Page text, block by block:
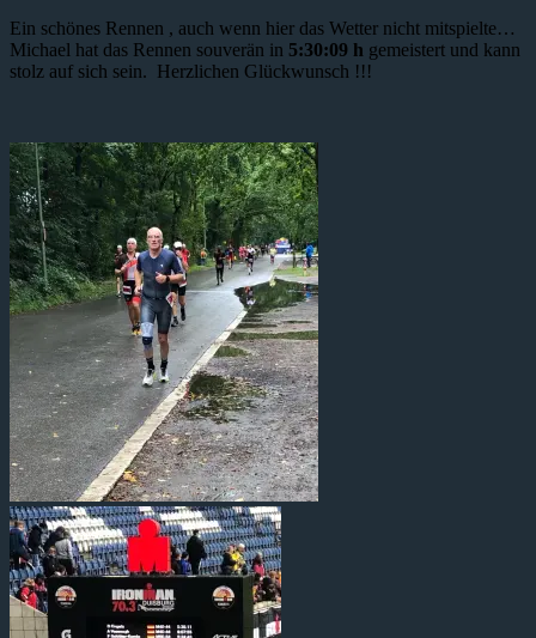
Ein schönes Rennen , auch wenn hier das Wetter nicht mitspielte…
Michael hat das Rennen souverän in 5:30:09 h gemeistert und kann
stolz auf sich sein. Herzlichen Glückwunsch !!!